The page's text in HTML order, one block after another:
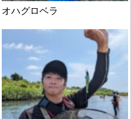
オハグロベラ